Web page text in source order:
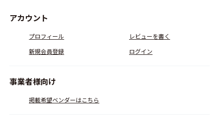
アカウント
プロフィール
レビューを書く
新規会員登録
ログイン
事業者様向け
掲載希望ベンダーはこちら